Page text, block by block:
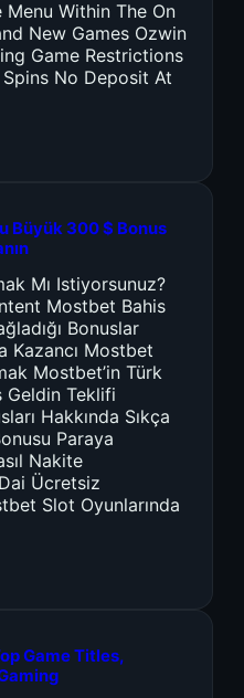
Menu Within The On
New Games Ozwin
Game Restrictions
No Deposit At
Büyük 300 $ Bonus
Mı Istiyorsunuz?
Mostbet Bahis
Bonuslar
Kazancı Mostbet
Mostbet’in Türk
Geldin Teklifi
Hakkında Sıkça
Paraya
Nakite
Ücretsiz
Slot Oyunlarında
Game Titles,